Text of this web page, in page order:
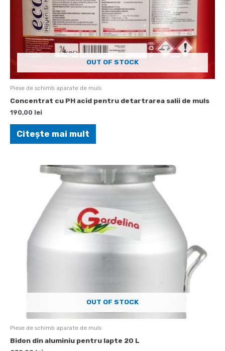
OUT OF STOCK
Piese de schimb aparate de muls
Concentrat cu PH acid pentru detartrarea salii de muls
190,00 lei
Citește mai mult
OUT OF STOCK
Piese de schimb aparate de muls
Bidon din aluminiu pentru lapte 20 L